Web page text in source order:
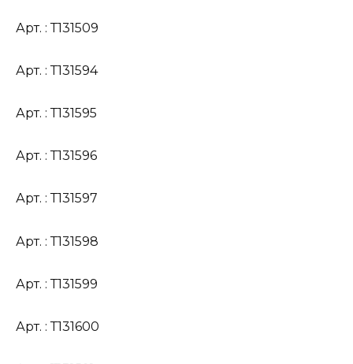
Арт. : Т131509
Арт. : Т131594
Арт. : Т131595
Арт. : Т131596
Арт. : Т131597
Арт. : Т131598
Арт. : Т131599
Арт. : Т131600